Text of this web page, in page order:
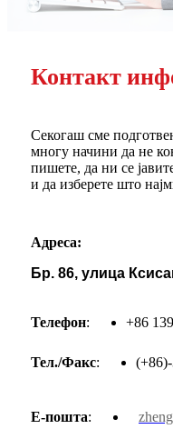
Контакт
Секогаш сме
многу начини да не
пишете, да ни се
и да изберете што
Адреса:
Бр. 86, улица
Телефон: +86
Тел./Факс:
Е-пошта: